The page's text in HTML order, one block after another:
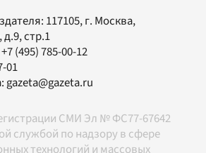
117105, г. Москва,
стр.1
+7 (495) 785-00-12
01
gazeta@gazeta.ru
СМИ Эл № ФС77-67642
службой по надзору в сфере
технологий и массовых